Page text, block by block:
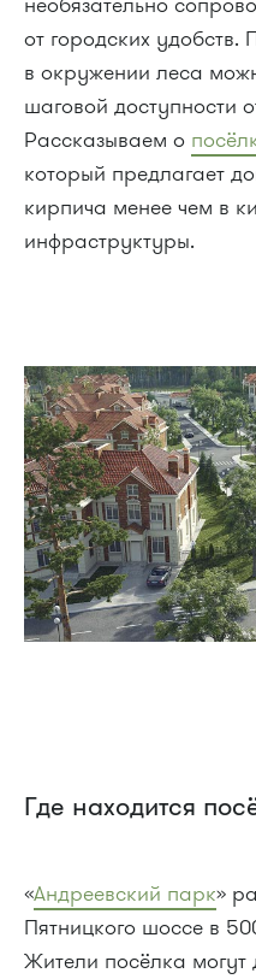
от городских удобств.
в окружении леса
шаговой доступности
Рассказываем о
который предлагает
кирпича менее чем в
инфраструктуры.
Где находится
«Андреевский парк»
Пятницкого шоссе в
Жители посёлка